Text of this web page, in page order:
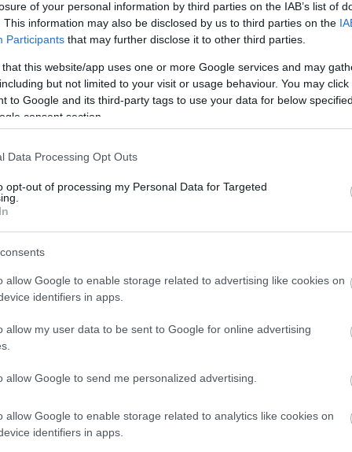
of your personal information by third parties on the IAB’s list of
This information may also be disclosed by us to third parties on the
Participants that may further disclose it to other third parties.
that this website/app uses one or more Google services and may
but not limited to your visit or usage behaviour. You may
to Google and its third-party tags to use your data for below
consent section.
Data Processing Opt Outs
opt-out of processing my Personal Data for Targeted
allow Google to enable storage related to advertising like cookies on
identifiers in apps.
allow my user data to be sent to Google for online advertising
allow Google to send me personalized advertising.
allow Google to enable storage related to analytics like cookies on
identifiers in apps.
v četrtek ni izključeno, da se bo sneg spreminjal v
in celo do žleda. Ob tem so na Neurje.si
da vsak manjši premik ciklona vzhodno ali zahodno,
in s tem celoten potek vremenskega dogajanja.”